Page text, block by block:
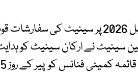
سینیٹر محمد اورنگزیب نے فنانس بل 2026 پر
نے ارکان سینیٹ کو